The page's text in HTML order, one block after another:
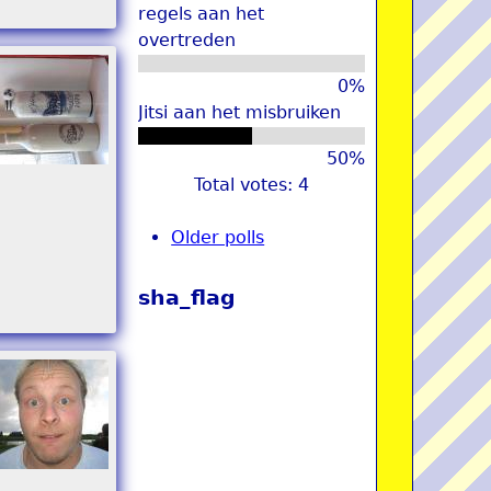
regels aan het
overtreden
0%
Jitsi aan het misbruiken
50%
Total votes: 4
Older polls
sha_flag